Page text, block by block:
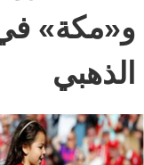
و«مكة» في
الذهبي